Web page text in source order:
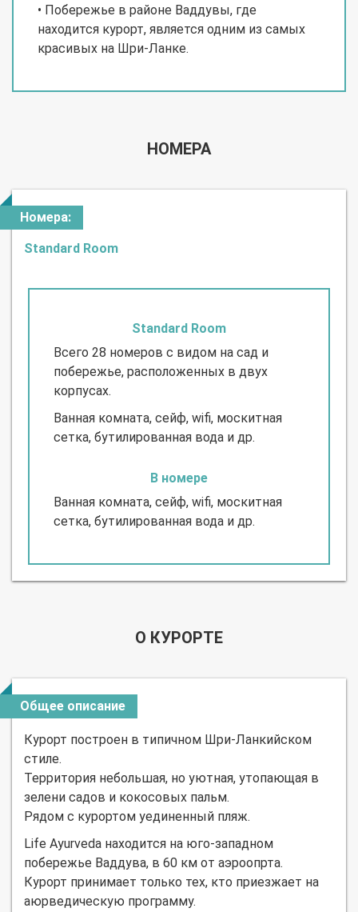
• Побережье в районе Ваддувы, где
находится курорт, является одним из самых
красивых на Шри-Ланке.
НОМЕРА
Номера:
Standard Room
Standard Room
Всего 28 номеров с видом на сад и
побережье, расположенных в двух
корпусах.
Ванная комната, сейф, wifi, москитная
сетка, бутилированная вода и др.
В номере
Ванная комната, сейф, wifi, москитная
сетка, бутилированная вода и др.
О КУРОРТЕ
Общее описание
Курорт построен в типичном Шри-Ланкийском
стиле.
Территория небольшая, но уютная, утопающая в
зелени садов и кокосовых пальм.
Рядом с курортом уединенный пляж.
Life Ayurveda находится на юго-западном
побережье Ваддува, в 60 км от аэроопрта.
Курорт принимает только тех, кто приезжает на
аюрведическую программу.